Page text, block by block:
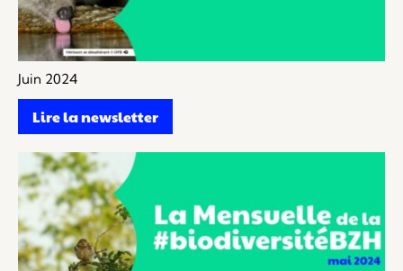
Juin 2024
Lire la newsletter